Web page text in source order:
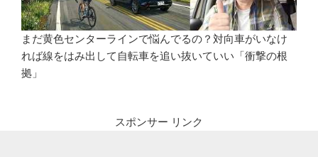
まだ黄色センターラインで悩んでるの？対向車がいなけ
れば線をはみ出して自転車を追い抜いていい「衝撃の根
拠」
スポンサー リンク